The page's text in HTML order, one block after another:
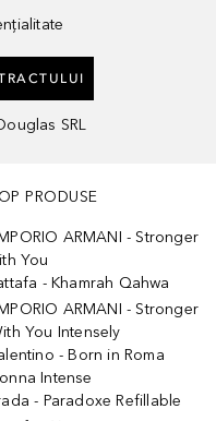
SRL
PRODUSE
ARMANI - Stronger
You
- Khamrah Qahwa
ARMANI - Stronger
You Intensely
- Born in Roma
Intense
- Paradoxe Refillable